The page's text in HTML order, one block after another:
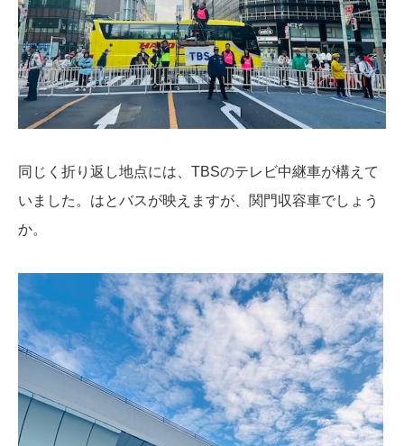
同じく折り返し地点には、TBSのテレビ中継車が構えて
いました。はとバスが映えますが、関門収容車でしょう
か。